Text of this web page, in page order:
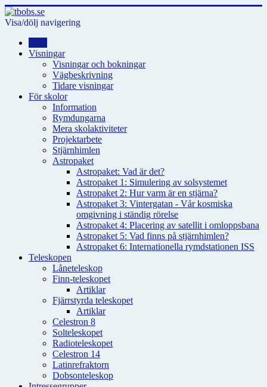
Visa/dölj navigering
Visningar
Visningar och bokningar
Vägbeskrivning
Tidare visningar
För skolor
Information
Rymdungarna
Mera skolaktiviteter
Projektarbete
Stjärnhimlen
Astropaket
Astropaket: Vad är det?
Astropaket 1: Simulering av solsystemet
Astropaket 2: Hur varm är en stjärna?
Astropaket 3: Vintergatan - Vår kosmiska
omgivning i ständig rörelse
Astropaket 4: Placering av satellit i omloppsbana
Astropaket 5: Vad finns på stjärnhimlen?
Astropaket 6: Internationella rymdstationen ISS
Teleskopen
Låneteleskop
Finn-teleskopet
Artiklar
Fjärrstyrda teleskopet
Artiklar
Celestron 8
Solteleskopet
Radioteleskopet
Celestron 14
Latinrefraktorn
Dobsonteleskop